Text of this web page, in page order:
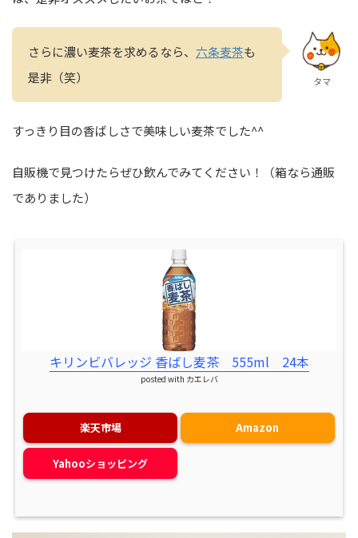
さらに濃い麦茶を求めるなら、 六条麦茶も
是非（笑）
タマ
すっきり目の香ばしさで美味しい麦茶でした^^
自販機で見つけたらぜひ飲んでみてください！（箱なら通販
でありました）
キリンビバレッジ 香ばし麦茶 555ml 24本
posted with カエレバ
楽天市場 Amazon
Yahooショッピング